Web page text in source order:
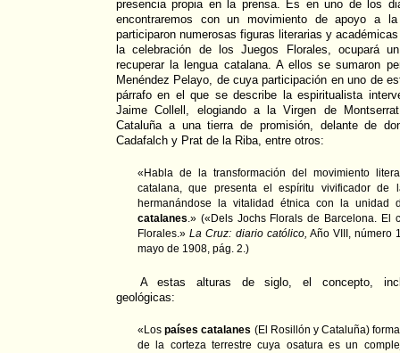
presencia propia en la prensa. Es en uno de los
encontraremos con un movimiento de apoyo a
participaron numerosas figuras literarias y
la celebración de los Juegos Florales, ocupará
recuperar la lengua catalana. A ellos se sumaron
Menéndez Pelayo, de cuya participación en uno de
párrafo en el que se describe la espiritualista
Jaime Collell, elogiando a la Virgen de
Cataluña a una tierra de promisión, delante de
Cadafalch y Prat de la Riba, entre otros:
«Habla de la transformación del movimiento
catalana, que presenta el espíritu vivificador de
hermanándose la vitalidad étnica con la
catalanes.» («Dels Jochs Florals de Barcelona. El
Florales.»La Cruz: diario católico, Año VIII, número
mayo de 1908, pág. 2.)
A estas alturas de siglo, el concepto,
geológicas:
«Lospaíses catalanes (El Rosillón y Cataluña)
de la corteza terrestre cuya osatura es un